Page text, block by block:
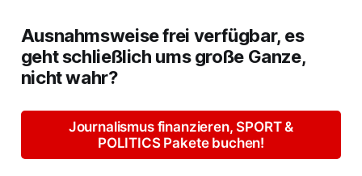
Ausnahmsweise frei verfügbar, es
geht schließlich ums große Ganze,
nicht wahr?
Journalismus finanzieren, SPORT &
POLITICS Pakete buchen!